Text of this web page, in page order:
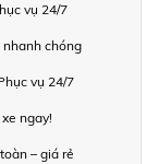
vụ 24/7
chóng
vụ 24/7
ngay!
– giá rẻ